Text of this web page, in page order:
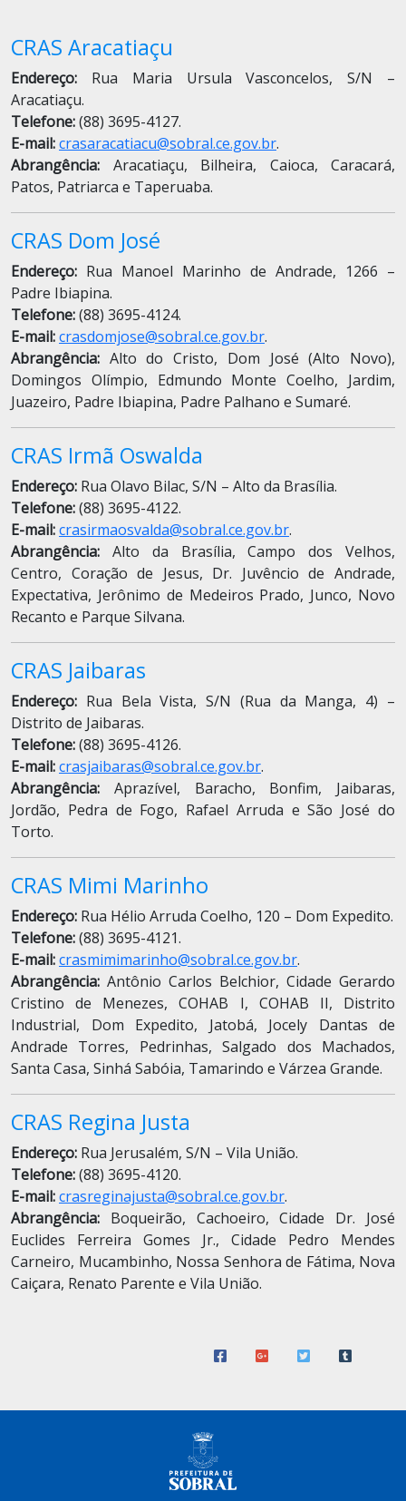
CRAS Aracatiaçu
Endereço: Rua Maria Ursula Vasconcelos, S/N –
Aracatiaçu.
Telefone:(88) 3695-4127.
E-mail:crasaracatiacu@sobral.ce.gov.br.
Abrangência: Aracatiaçu, Bilheira, Caioca, Caracará,
Patos, Patriarca e Taperuaba.
CRAS Dom José
Endereço: Rua Manoel Marinho de Andrade, 1266 –
Padre Ibiapina.
Telefone:(88) 3695-4124.
E-mail:crasdomjose@sobral.ce.gov.br.
Abrangência: Alto do Cristo, Dom José (Alto Novo),
Domingos Olímpio, Edmundo Monte Coelho, Jardim,
Juazeiro, Padre Ibiapina, Padre Palhano e Sumaré.
CRAS Irmã Oswalda
Endereço: Rua Olavo Bilac, S/N – Alto da Brasília.
Telefone:(88) 3695-4122.
E-mail:crasirmaosvalda@sobral.ce.gov.br.
Abrangência: Alto da Brasília, Campo dos Velhos,
Centro, Coração de Jesus, Dr. Juvêncio de Andrade,
Expectativa, Jerônimo de Medeiros Prado, Junco, Novo
Recanto e Parque Silvana.
CRAS Jaibaras
Endereço: Rua Bela Vista, S/N (Rua da Manga, 4) –
Distrito de Jaibaras.
Telefone:(88) 3695-4126.
E-mail:crasjaibaras@sobral.ce.gov.br.
Abrangência: Aprazível, Baracho, Bonfim, Jaibaras,
Jordão, Pedra de Fogo, Rafael Arruda e São José do
Torto.
CRAS Mimi Marinho
Endereço: Rua Hélio Arruda Coelho, 120 – Dom Expedito.
Telefone:(88) 3695-4121.
E-mail:crasmimimarinho@sobral.ce.gov.br.
Abrangência: Antônio Carlos Belchior, Cidade Gerardo
Cristino de Menezes, COHAB I, COHAB II, Distrito
Industrial, Dom Expedito, Jatobá, Jocely Dantas de
Andrade Torres, Pedrinhas, Salgado dos Machados,
Santa Casa, Sinhá Sabóia, Tamarindo e Várzea Grande.
CRAS Regina Justa
Endereço: Rua Jerusalém, S/N – Vila União.
Telefone:(88) 3695-4120.
E-mail:crasreginajusta@sobral.ce.gov.br.
Abrangência: Boqueirão, Cachoeiro, Cidade Dr. José
Euclides Ferreira Gomes Jr., Cidade Pedro Mendes
Carneiro, Mucambinho, Nossa Senhora de Fátima, Nova
Caiçara, Renato Parente e Vila União.